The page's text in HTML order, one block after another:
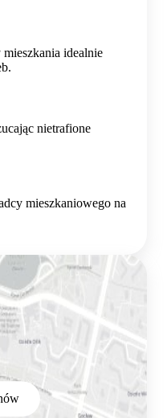
idealnie
nietrafione
mieszkaniowego na